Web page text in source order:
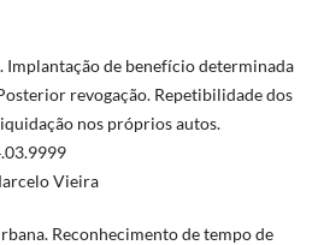
Implantação de benefício determinada
revogação. Repetibilidade dos
nos próprios autos.
Vieira
Reconhecimento de tempo de